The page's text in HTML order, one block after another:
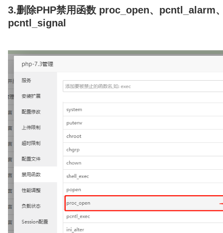
3.删除PHP禁用函数 proc_open、pcntl_alarm
pcntl_signal